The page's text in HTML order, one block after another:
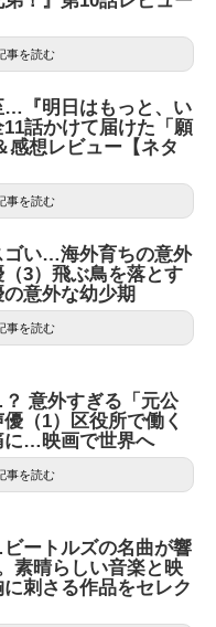
事を読む
…『明日はもっと、い
話かけて届けた「願
感想レビュー【ネタ
事を読む
ゴい…海外育ちの意外
3）飛ぶ鳥を落とす
意外な幼少期
事を読む
意外すぎる「元公
（1）区役所で働く
に…映画で世界へ
事を読む
ートルズの名曲が響
素晴らしい音楽と映
刺さる作品をセレク